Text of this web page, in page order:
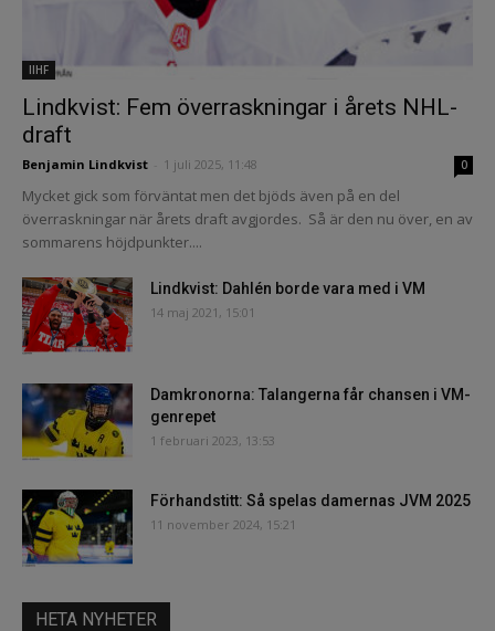
IIHF
Lindkvist: Fem överraskningar i årets NHL-
draft
Benjamin Lindkvist 1 juli 2025, 11:48 0
Mycket gick som förväntat men det bjöds även på en del
överraskningar när årets draft avgjordes. Så är den nu över, en av
sommarens höjdpunkter....
Lindkvist: Dahlén borde vara med i VM
14 maj 2021, 15:01
Damkronorna: Talangerna får chansen i VM-
genrepet
1 februari 2023, 13:53
Förhandstitt: Så spelas damernas JVM 2025
11 november 2024, 15:21
HETA NYHETER